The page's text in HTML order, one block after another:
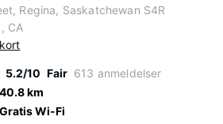
Regina, Saskatchewan S4R
CA
5.2/10 Fair 613 anmeldelser
40.8 km
Gratis Wi-Fi